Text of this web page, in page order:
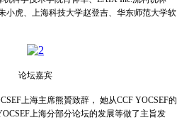
小虎、上海科技大学赵登吉、华东师范大学软
论坛嘉宾
上海主席熊贇致辞， 她从CCF YOCSEF的
上海分部分论坛的发展等做了主旨发